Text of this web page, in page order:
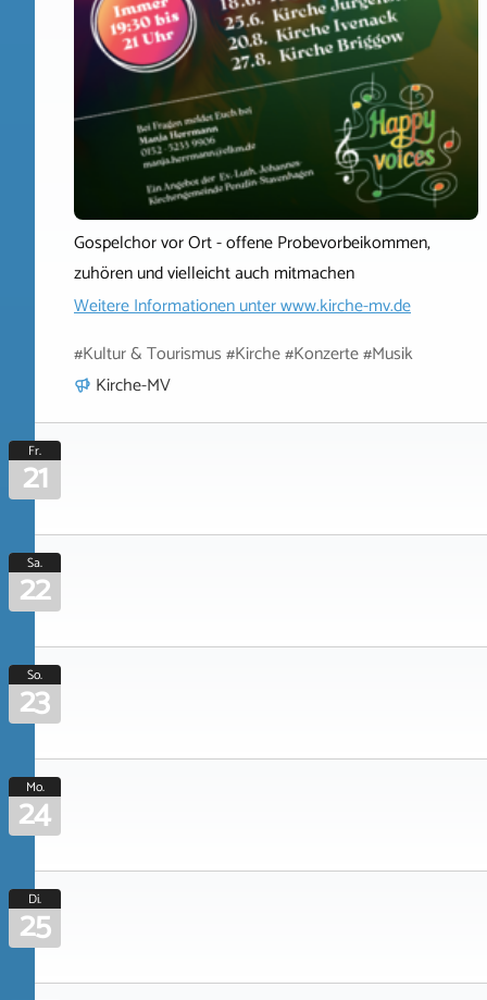
Gospelchor vor Ort - offene Probevorbeikommen,
zuhören und vielleicht auch mitmachen
Weitere Informationen unterwww.kirche-mv.de
#Kultur & Tourismus #Kirche #Konzerte #Musik
Kirche-MV
Fr.
21
Sa.
22
So.
23
Mo.
24
Di.
25